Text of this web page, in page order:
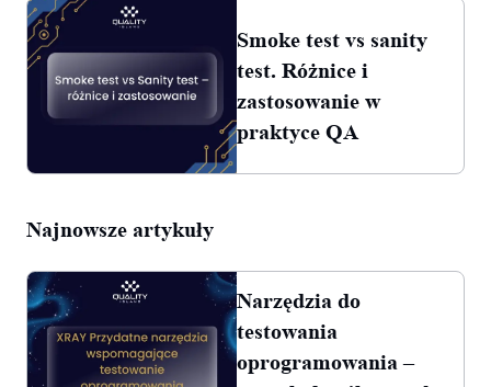
Smoke test vs sanity
test. Różnice i
zastosowanie w
praktyce QA
Najnowsze artykuły
Narzędzia do
testowania
oprogramowania –